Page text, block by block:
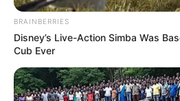
BRAINBERRIES
Disney’s Live-Action Simba Was
Cub Ever